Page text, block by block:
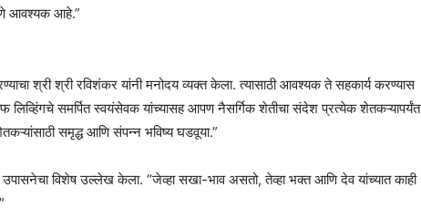
आवश्यक आहे.”
श्री श्री रविशंकर यांनी मनोदय व्यक्त केला. त्यासाठी आवश्यक ते सहकार्य करण्यास
समर्पित स्वयंसेवक यांच्यासह आपण नैसर्गिक शेतीचा संदेश प्रत्येक शेतकऱ्यापर्यंत
समृद्ध आणि संपन्न भविष्य घडवूया.”
उपासनेचा विशेष उल्लेख केला. “जेव्हा सखा-भाव असतो, तेव्हा भक्त आणि देव यांच्यात काही